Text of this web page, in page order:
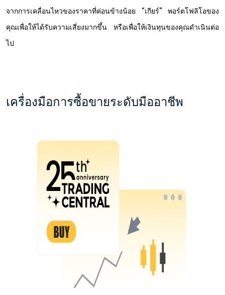
จากการเคลื่อนไหวของราคาที่ค่อนข้างน้อย “เกียร์” พอร์ตโฟลิโอของ
คุณเพื่อให้ได้รับความเสี่ยงมากขึ้น หรือเพื่อให้เงินทุนของคุณดำเนินต่อ
ไป
เครื่องมือการซื้อขายระดับมืออาชีพ